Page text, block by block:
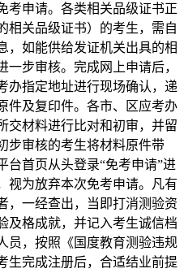
考申请。各类相关品级证书正
相关品级证书）的考生，需自
，如能供给发证机关出具的相
步审核。完成网上申请后，
办指定地址进行现场确认，递
件及复印件。各市、区应考办
交材料进行比对和初审，并留
步审核的考生将材料原件带
台首页从头登录“免考申请”进
视为放弃本次免考申请。凡有
，一经查出，当即打消测验资
及格成就，并记入考生诚信档
员，按照《国度教育测验违规
生完成注册后，合适结业前提